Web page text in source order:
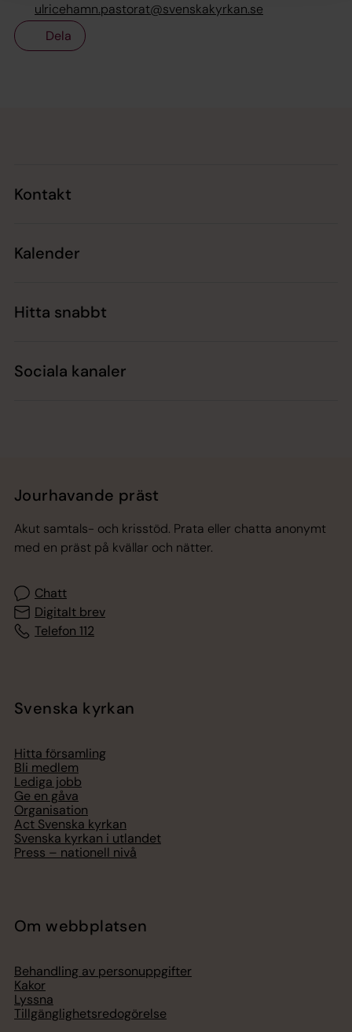
ulricehamn.pastorat@svenskakyrkan.se
Dela
Kontakt
Kalender
Hitta snabbt
Sociala kanaler
Jourhavande präst
Akut samtals- och krisstöd. Prata eller chatta anonymt
med en präst på kvällar och nätter.
Chatt
Digitalt brev
Telefon 112
Svenska kyrkan
Hitta församling
Bli medlem
Lediga jobb
Ge en gåva
Organisation
Act Svenska kyrkan
Svenska kyrkan i utlandet
Press – nationell nivå
Om webbplatsen
Behandling av personuppgifter
Kakor
Lyssna
Tillgänglighetsredogörelse